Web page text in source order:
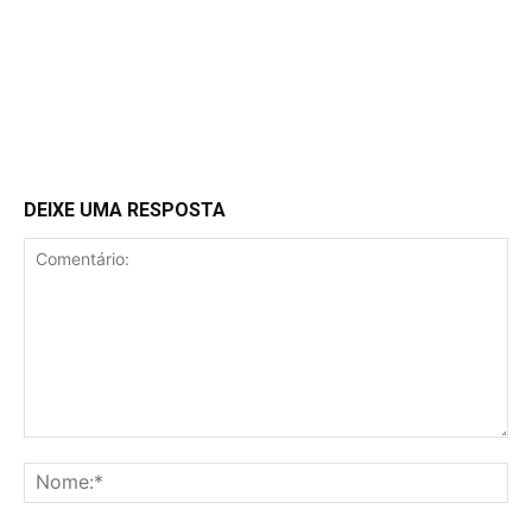
DEIXE UMA RESPOSTA